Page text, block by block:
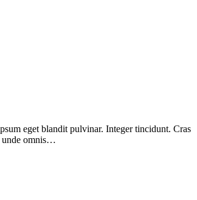
eget blandit pulvinar. Integer tincidunt. Cras
unde omnis…